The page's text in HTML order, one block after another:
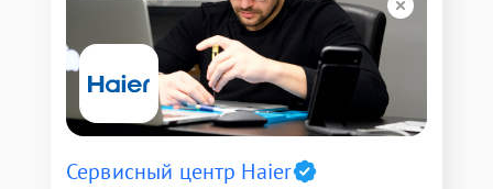
Сервисный центр Haier